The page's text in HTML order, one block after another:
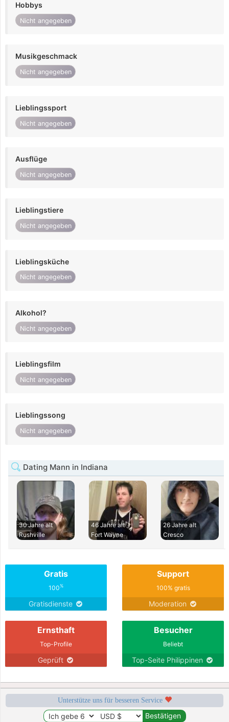
Hobbys
Nicht angegeben
Musikgeschmack
Nicht angegeben
Lieblingssport
Nicht angegeben
Ausflüge
Nicht angegeben
Lieblingstiere
Nicht angegeben
Lieblingsküche
Nicht angegeben
Alkohol?
Nicht angegeben
Lieblingsfilm
Nicht angegeben
Lieblingssong
Nicht angegeben
Dating Mann in Indiana
30 Jahre alt
Rushville
46 Jahre alt
Fort Wayne
26 Jahre alt
Cresco
Gratis
100%
Gratisdienste
Support
100% gratis
Moderation
Ernsthaft
Top-Profile
Geprüft
Besucher
Beliebt
Top-Seite Philippinen
Unterstütze uns für besseren Service